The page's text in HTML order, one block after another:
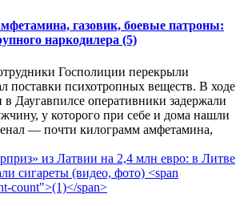
газовик, боевые патроны:
наркодилера (5)
Госполиции перекрыли
поставки психотропных веществ. В ходе
в Даугавпилсе оперативники задержали
у которого при себе и дома нашли
— почти килограмм амфетамина,